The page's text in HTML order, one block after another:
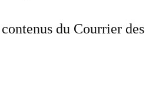
du Courrier des